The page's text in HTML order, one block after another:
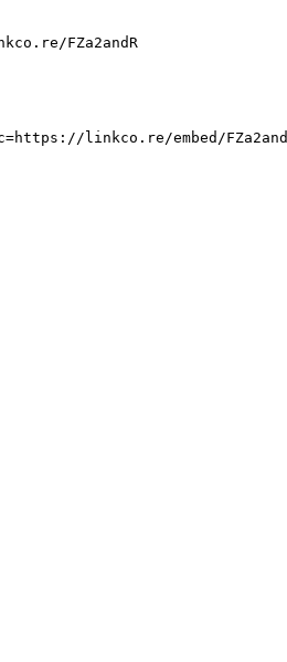
FZa2andR
linkco.re/embed/